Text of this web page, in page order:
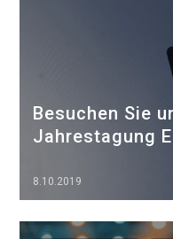
Besuchen Sie
Jahrestagung
8.10.2019
▷▷▷